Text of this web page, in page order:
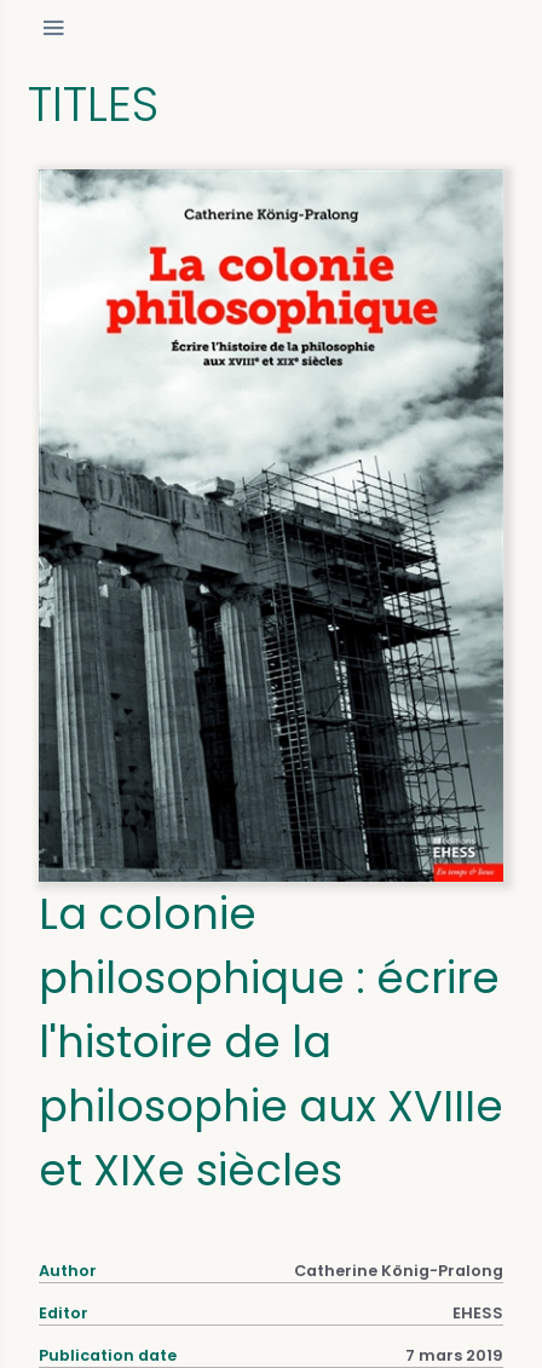
TITLES
La colonie
philosophique : écrire
l'histoire de la
philosophie aux XVIIIe
et XIXe siècles
Author Catherine König-Pralong
Editor EHESS
Publication date 7 mars 2019